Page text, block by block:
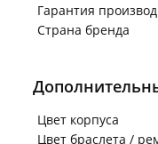
Гарантия
Страна бренда
Цвет корпуса
Цвет браслета /